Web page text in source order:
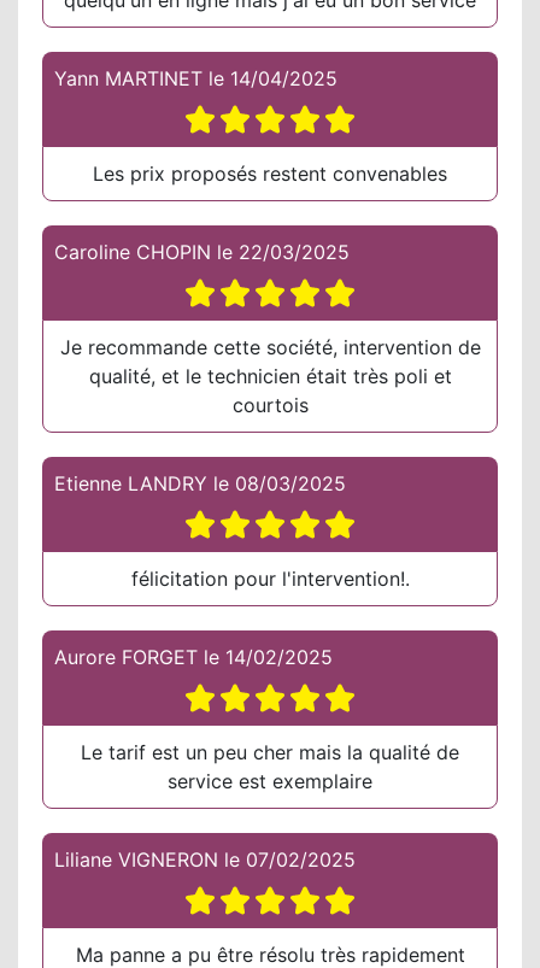
Yann MARTINET le 14/04/2025
Les prix proposés restent convenables
Caroline CHOPIN le 22/03/2025
Je recommande cette société, intervention de
qualité, et le technicien était très poli et
courtois
Etienne LANDRY le 08/03/2025
félicitation pour l'intervention!.
Aurore FORGET le 14/02/2025
Le tarif est un peu cher mais la qualité de
service est exemplaire
Liliane VIGNERON le 07/02/2025
Ma panne a pu être résolu très rapidement